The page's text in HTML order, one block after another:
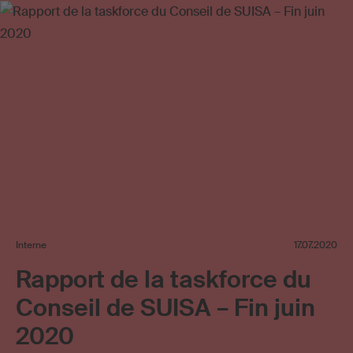
Interne 17.07.2020
Rapport de la taskforce du
Conseil de SUISA – Fin juin
2020